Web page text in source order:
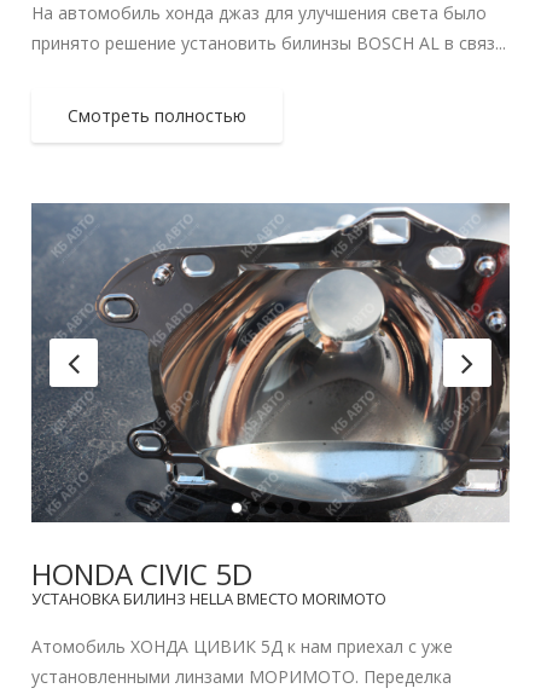
На автомобиль хонда джаз для улучшения света было
принято решение установить билинзы BOSCH AL в связ...
Смотреть полностью
HONDA CIVIC 5D
УСТАНОВКА БИЛИНЗ HELLA ВМЕСТО MORIMOTO
Атомобиль ХОНДА ЦИВИК 5Д к нам приехал с уже
установленными линзами МОРИМОТО. Переделка